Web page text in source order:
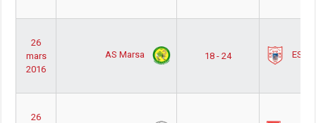
26
mars
2016
AS Marsa 18 - 24 ES
26